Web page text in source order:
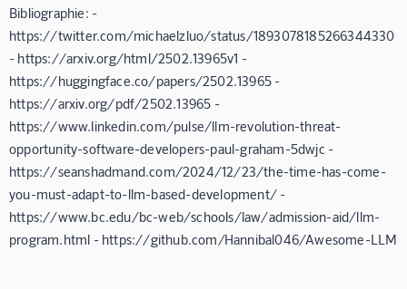
Bibliographie: -
https://twitter.com/michaelzluo/status/1893078185266344330
- https://arxiv.org/html/2502.13965v1 -
https://huggingface.co/papers/2502.13965 -
https://arxiv.org/pdf/2502.13965 -
https://www.linkedin.com/pulse/llm-revolution-threat-
opportunity-software-developers-paul-graham-5dwjc -
https://seanshadmand.com/2024/12/23/the-time-has-come-
you-must-adapt-to-llm-based-development/ -
https://www.bc.edu/bc-web/schools/law/admission-aid/llm-
program.html - https://github.com/Hannibal046/Awesome-LLM